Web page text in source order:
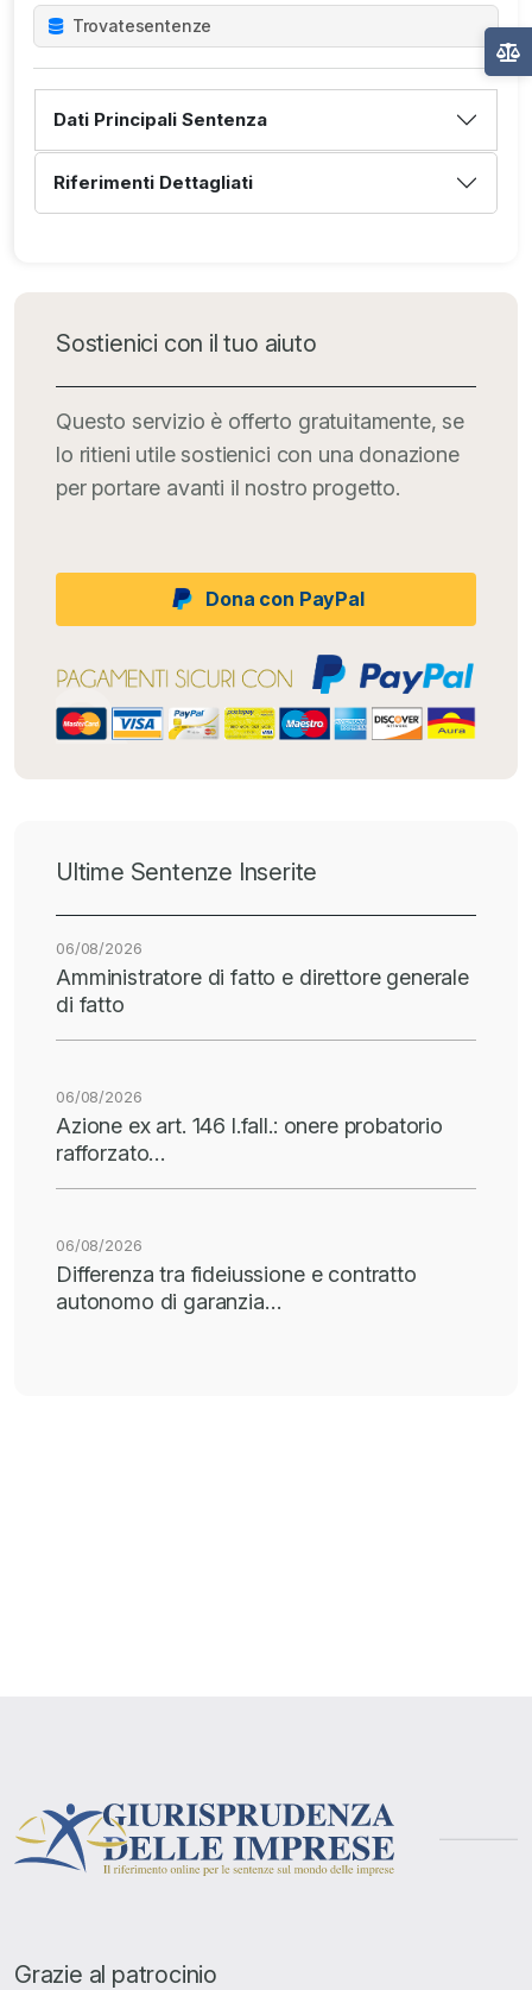
Trovatesentenze
Dati Principali Sentenza
Riferimenti Dettagliati
Sostienici con il tuo aiuto
Questo servizio è offerto gratuitamente, se
lo ritieni utile sostienici con una donazione
per portare avanti il nostro progetto.
Dona con PayPal
Ultime Sentenze Inserite
06/08/2026
Amministratore di fatto e direttore generale
di fatto
06/08/2026
Azione ex art. 146 l.fall.: onere probatorio
rafforzato…
06/08/2026
Differenza tra fideiussione e contratto
autonomo di garanzia…
Grazie al patrocinio